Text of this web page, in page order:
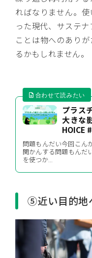
ればなりません。
った現代、サステ
ことは物へのあり
るかもしれません。
プラス
大きな
HOICE
問題もんだい今回こん
関かんする問題もんだ
を使つか...
⑤近い目的地